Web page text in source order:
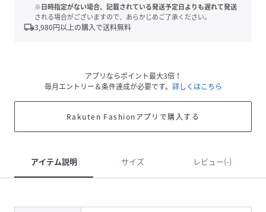
※日時指定がない場合、記載されている発送予定日よりも遅れて発送
される場合がございますので、あらかじめご了承ください。
local_shipping3,980円以上の購入で送料無料
アプリならポイント最大3倍！
毎月エントリー＆条件達成が必要です。 詳しくはこちら
Rakuten Fashionアプリで購入する
アイテム説明 サイズ レビュー(-)